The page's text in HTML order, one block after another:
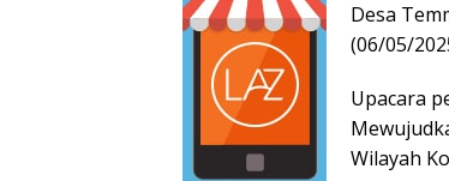
Desa
(06/05/
Upacara
Wilayah